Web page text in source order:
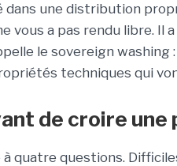
dans une distribution
vous a pas rendu libre. Il
le sovereign
techniques qui
de croire une
quatre questions.